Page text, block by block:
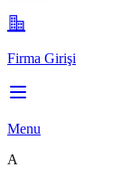
Firma Girişi
Menu
A